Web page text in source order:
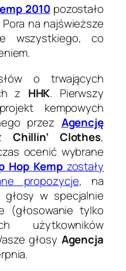
2010 pozostało
na najświeższe
wszystkiego, co
o trwających
z HHK. Pierwszy
kempowych
przez Agencję
Chillin’ Clothes,
ocenić wybrane
Hop Kempzostały
propozycje, na
w specjalnie
(głosowanie tylko
użytkowników
głosy Agencja